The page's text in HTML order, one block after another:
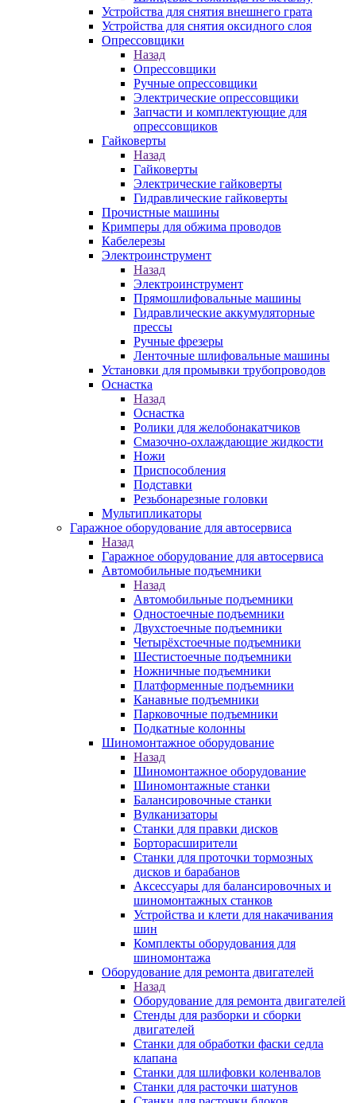
Устройства для снятия внешнего грата
Устройства для снятия оксидного слоя
Опрессовщики
Назад
Опрессовщики
Ручные опрессовщики
Электрические опрессовщики
Запчасти и комплектующие для
опрессовщиков
Гайковерты
Назад
Гайковерты
Электрические гайковерты
Гидравлические гайковерты
Прочистные машины
Кримперы для обжима проводов
Кабелерезы
Электроинструмент
Назад
Электроинструмент
Прямошлифовальные машины
Гидравлические аккумуляторные
прессы
Ручные фрезеры
Ленточные шлифовальные машины
Установки для промывки трубопроводов
Оснастка
Назад
Оснастка
Ролики для желобонакатчиков
Смазочно-охлаждающие жидкости
Ножи
Приспособления
Подставки
Резьбонарезные головки
Мультипликаторы
Гаражное оборудование для автосервиса
Назад
Гаражное оборудование для автосервиса
Автомобильные подъемники
Назад
Автомобильные подъемники
Одностоечные подъемники
Двухстоечные подъемники
Четырёхстоечные подъемники
Шестистоечные подъемники
Ножничные подъемники
Платформенные подъемники
Канавные подъемники
Парковочные подъемники
Подкатные колонны
Шиномонтажное оборудование
Назад
Шиномонтажное оборудование
Шиномонтажные станки
Балансировочные станки
Вулканизаторы
Станки для правки дисков
Борторасширители
Станки для проточки тормозных
дисков и барабанов
Аксессуары для балансировочных и
шиномонтажных станков
Устройства и клети для накачивания
шин
Комплекты оборудования для
шиномонтажа
Оборудование для ремонта двигателей
Назад
Оборудование для ремонта двигателей
Стенды для разборки и сборки
двигателей
Станки для обработки фаски седла
клапана
Станки для шлифовки коленвалов
Станки для расточки шатунов